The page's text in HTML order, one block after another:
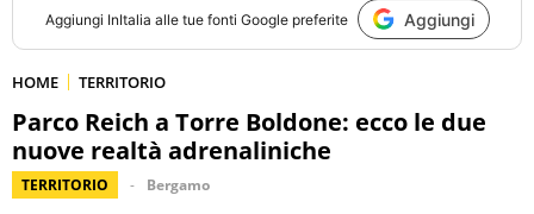
Aggiungi InItalia alle tue fonti Google preferite Aggiungi
HOME TERRITORIO
Parco Reich a Torre Boldone: ecco le due
nuove realtà adrenaliniche
TERRITORIO Bergamo